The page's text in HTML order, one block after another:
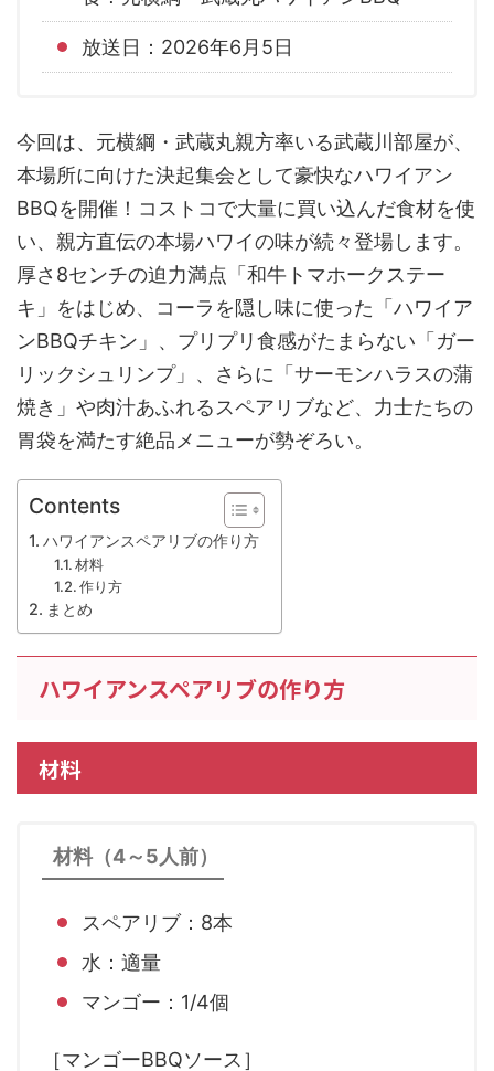
放送日：2026年6月5日
今回は、元横綱・武蔵丸親方率いる武蔵川部屋が、
本場所に向けた決起集会として豪快なハワイアン
BBQを開催！コストコで大量に買い込んだ食材を使
い、親方直伝の本場ハワイの味が続々登場します。
厚さ8センチの迫力満点「和牛トマホークステー
キ」をはじめ、コーラを隠し味に使った「ハワイア
ンBBQチキン」、プリプリ食感がたまらない「ガー
リックシュリンプ」、さらに「サーモンハラスの蒲
焼き」や肉汁あふれるスペアリブなど、力士たちの
胃袋を満たす絶品メニューが勢ぞろい。
Contents
ハワイアンスペアリブの作り方
材料
作り方
まとめ
ハワイアンスペアリブの作り方
材料
材料（4～5人前）
スペアリブ：8本
水：適量
マンゴー：1/4個
［マンゴーBBQソース］